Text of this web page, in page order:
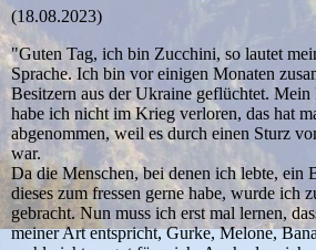
(18.08.2023)
"Guten Tag, ich bin Zucchini, so lautet
Sprache. Ich bin vor einigen Monaten
Besitzern aus der Ukraine geflüchtet.
habe ich nicht im Krieg verloren, das hat
abgenommen, weil es durch einen Sturz
war.
Da die Menschen, bei denen ich lebte, ein
dieses zum fressen gerne habe, wurde ich
gebracht. Nun muss ich erst mal lernen,
meiner Art entspricht, Gurke, Melone,